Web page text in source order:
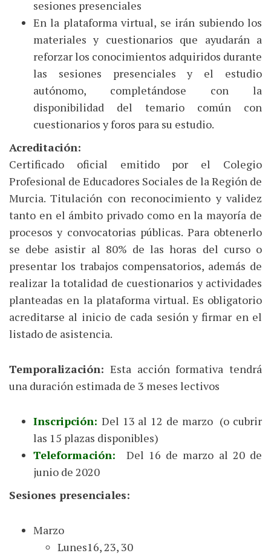
sesiones presenciales
En la plataforma virtual, se irán subiendo los
materiales y cuestionarios que ayudarán a
reforzar los conocimientos adquiridos durante
las sesiones presenciales y el estudio
autónomo, completándose con la
disponibilidad del temario común con
cuestionarios y foros para su estudio.
Acreditación:
Certificado oficial emitido por el Colegio
Profesional de Educadores Sociales de la Región de
Murcia. Titulación con reconocimiento y validez
tanto en el ámbito privado como en la mayoría de
procesos y convocatorias públicas. Para obtenerlo
se debe asistir al 80% de las horas del curso o
presentar los trabajos compensatorios, además de
realizar la totalidad de cuestionarios y actividades
planteadas en la plataforma virtual. Es obligatorio
acreditarse al inicio de cada sesión y firmar en el
listado de asistencia.
Temporalización: Esta acción formativa tendrá
una duración estimada de 3 meses lectivos
Inscripción: Del 13 al 12 de marzo (o cubrir
las 15 plazas disponibles)
Teleformación:
Del 16 de marzo al 20 de
junio de 2020
Sesiones presenciales:
Marzo
Lunes16, 23, 30